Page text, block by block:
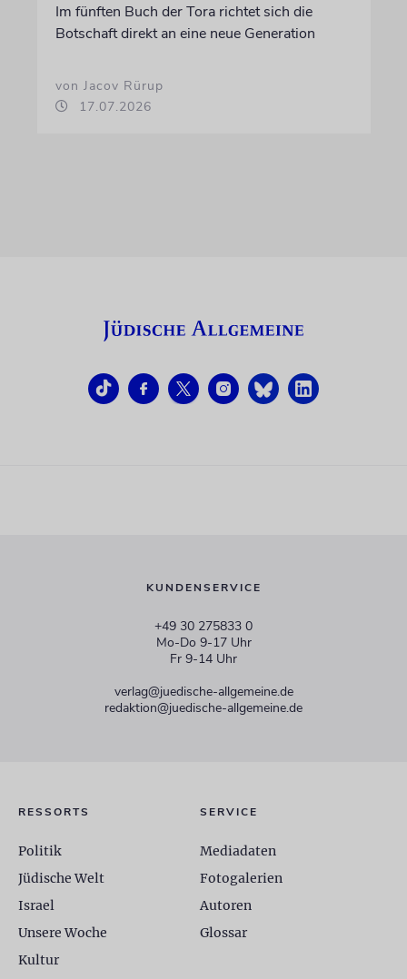
Im fünften Buch der Tora richtet sich die
Botschaft direkt an eine neue Generation
von Jacov Rürup
17.07.2026
KUNDENSERVICE
+49 30 275833 0
Mo-Do 9-17 Uhr
Fr 9-14 Uhr
verlag@juedische-allgemeine.de
redaktion@juedische-allgemeine.de
RESSORTS
Politik
Jüdische Welt
Israel
Unsere Woche
Kultur
SERVICE
Mediadaten
Fotogalerien
Autoren
Glossar